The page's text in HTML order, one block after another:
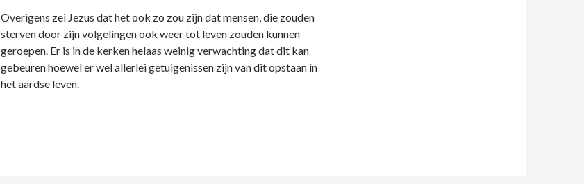
Overigens zei Jezus dat het ook zo zou zijn dat mensen, die zouden
sterven door zijn volgelingen ook weer tot leven zouden kunnen
geroepen. Er is in de kerken helaas weinig verwachting dat dit kan
gebeuren hoewel er wel allerlei getuigenissen zijn van dit opstaan in
het aardse leven.